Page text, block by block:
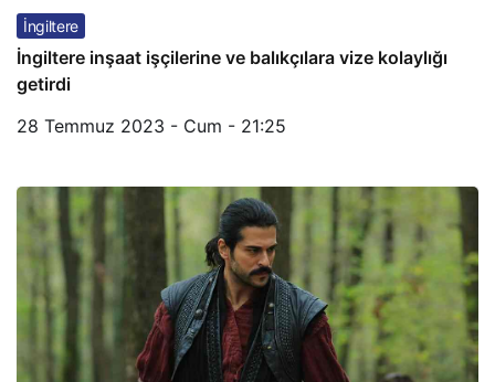
İngiltere
İngiltere inşaat işçilerine ve balıkçılara vize kolaylığı
getirdi
28 Temmuz 2023 - Cum - 21:25